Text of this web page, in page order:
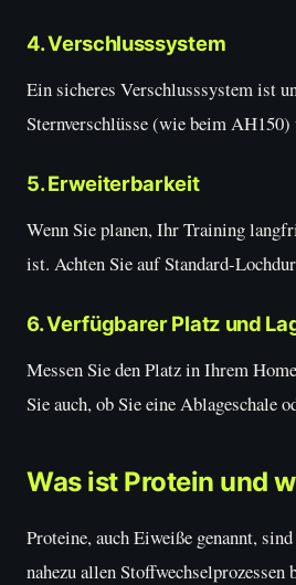
4. Verschlusssystem
Ein sicheres Verschlusssystem ist
Sternverschlüsse (wie beim
5. Erweiterbarkeit
Wenn Sie planen, Ihr Training
ist. Achten Sie auf Standard-
6. Verfügbarer Platz und
Messen Sie den Platz in Ihrem
Sie auch, ob Sie eine Ablageschale
Was ist Protein und
Proteine, auch Eiweiße genannt,
nahezu allen